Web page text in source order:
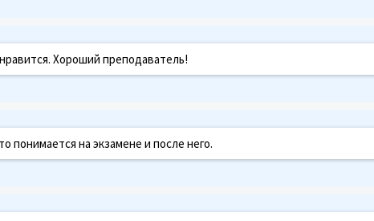
Хороший преподаватель!
понимается на экзамене и после него.